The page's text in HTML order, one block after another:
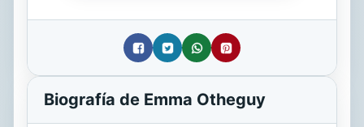
Biografía de Emma Otheguy